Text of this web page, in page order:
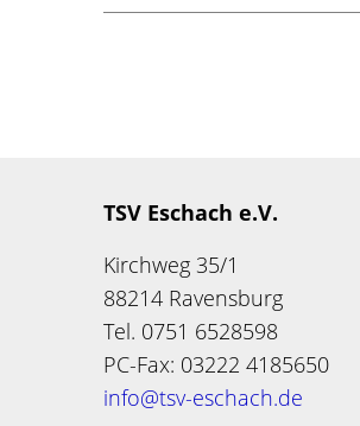
TSV Eschach e.V.
Kirchweg 35/1
88214 Ravensburg
Tel. 0751 6528598
PC-Fax: 03222 4185650
info@tsv-eschach.de